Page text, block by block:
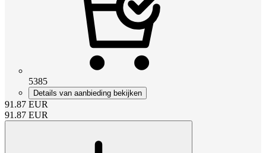
5385
Details van aanbieding bekijken
91.87 EUR
91.87 EUR